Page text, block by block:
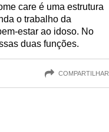
care é uma estrutura
o trabalho da
estar ao idoso. No
duas funções.
COMPARTILHAR